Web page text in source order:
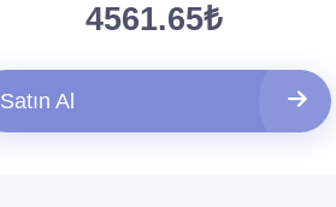
4561.65₺
Satın Al